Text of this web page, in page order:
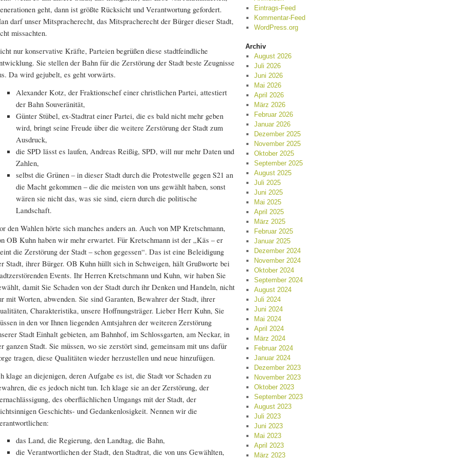
geht, dann ist größte Rücksicht und Verantwortung gefordert.
darf unser Mitspracherecht, das Mitspracherecht der Bürger dieser Stadt,
missachten.
nur konservative Kräfte, Parteien begrüßen diese stadtfeindliche
Sie stellen der Bahn für die Zerstörung der Stadt beste Zeugnisse
Da wird gejubelt, es geht vorwärts.
Alexander Kotz, der Fraktionschef einer christlichen Partei, attestiert
der Bahn Souveränität,
Günter Stübel, ex-Stadtrat einer Partei, die es bald nicht mehr geben
wird, bringt seine Freude über die weitere Zerstörung der Stadt zum
Ausdruck,
die SPD lässt es laufen, Andreas Reißig, SPD, will nur mehr Daten und
Zahlen,
selbst die Grünen – in dieser Stadt durch die Protestwelle gegen S21 an
die Macht gekommen – die die meisten von uns gewählt haben, sonst
wären sie nicht das, was sie sind, eiern durch die politische
Landschaft.
den Wahlen hörte sich manches anders an. Auch von MP Kretschmann,
OB Kuhn haben wir mehr erwartet. Für Kretschmann ist der „Käs – er
die Zerstörung der Stadt – schon gegessen“. Das ist eine Beleidigung
Stadt, ihrer Bürger. OB Kuhn hüllt sich in Schweigen, hält Grußworte bei
Events. Ihr Herren Kretschmann und Kuhn, wir haben Sie
damit Sie Schaden von der Stadt durch ihr Denken und Handeln, nicht
mit Worten, abwenden. Sie sind Garanten, Bewahrer der Stadt, ihrer
Charakteristika, unsere Hoffnungsträger. Lieber Herr Kuhn, Sie
in den vor Ihnen liegenden Amtsjahren der weiteren Zerstörung
Stadt Einhalt gebieten, am Bahnhof, im Schlossgarten, am Neckar, in
ganzen Stadt. Sie müssen, wo sie zerstört sind, gemeinsam mit uns dafür
tragen, diese Qualitäten wieder herzustellen und neue hinzufügen.
klage an diejenigen, deren Aufgabe es ist, die Stadt vor Schaden zu
die es jedoch nicht tun. Ich klage sie an der Zerstörung, der
des oberflächlichen Umgangs mit der Stadt, der
Geschichts- und Gedankenlosigkeit. Nennen wir die
das Land, die Regierung, den Landtag, die Bahn,
die Verantwortlichen der Stadt, den Stadtrat, die von uns Gewählten,
Eintrags-Feed
Kommentar-Feed
WordPress.org
Archiv
August 2026
Juli 2026
Juni 2026
Mai 2026
April 2026
März 2026
Februar 2026
Januar 2026
Dezember 2025
November 2025
Oktober 2025
September 2025
August 2025
Juli 2025
Juni 2025
Mai 2025
April 2025
März 2025
Februar 2025
Januar 2025
Dezember 2024
November 2024
Oktober 2024
September 2024
August 2024
Juli 2024
Juni 2024
Mai 2024
April 2024
März 2024
Februar 2024
Januar 2024
Dezember 2023
November 2023
Oktober 2023
September 2023
August 2023
Juli 2023
Juni 2023
Mai 2023
April 2023
März 2023